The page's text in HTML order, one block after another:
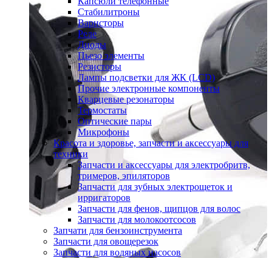
Стабилитроны
Варисторы
Реле
Диоды
Пьезо элементы
Резисторы
Лампы подсветки для ЖК (LCD)
Прочие электронные компоненты
Кварцевые резонаторы
Термостаты
Оптические пары
Микрофоны
Красота и здоровье, запчасти и аксессуары для
техники
Запчасти и аксессуары для электробритв,
тримеров, эпиляторов
Запчасти для зубных электрощеток и
ирригаторов
Запчасти для фенов, щипцов для волос
Запчасти для молокоотсосов
Запчати для бензоинструмента
Запчасти для овощерезок
Запчасти для водяных насосов